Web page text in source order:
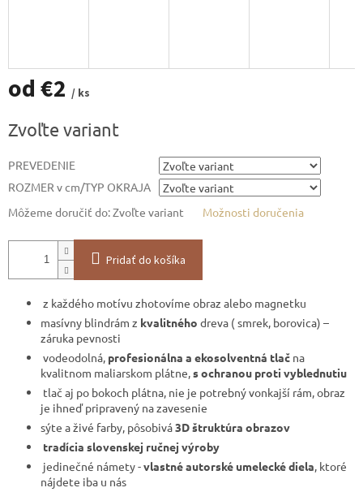
od€2 / ks
cena:
Zvoľte variant
PREVEDENIE
ROZMER v cm/TYP OKRAJA
Môžeme doručiť do:Zvoľte variant Možnosti doručenia
Pridať do košíka
z každého motívu zhotovíme obraz alebo magnetku
masívny blindrám z kvalitného dreva ( smrek, borovica) –
záruka pevnosti
vodeodolná, profesionálna a ekosolventná tlač na
kvalitnom maliarskom plátne,s ochranou proti vyblednutiu
tlač aj po bokoch plátna, nie je potrebný vonkajší rám, obraz
je ihneď pripravený na zavesenie
sýte a živé farby, pôsobivá3D štruktúra obrazov
tradícia slovenskej ručnej výroby
jedinečné námety -vlastné autorské umelecké diela, ktoré
nájdete iba u nás